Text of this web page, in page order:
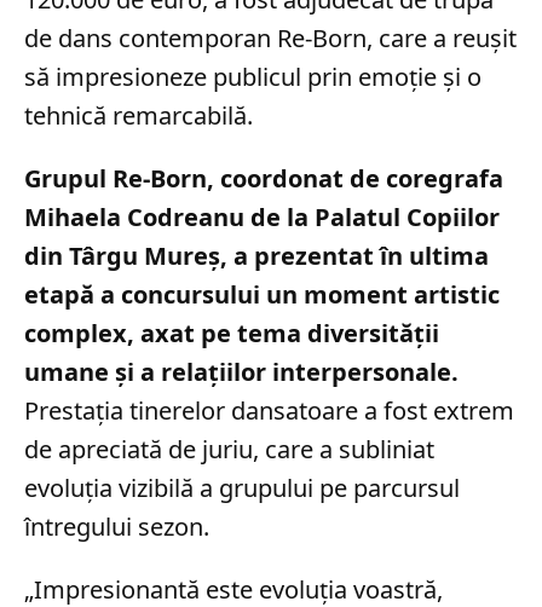
de dans contemporan Re-Born, care a reușit
să impresioneze publicul prin emoție și o
tehnică remarcabilă.
Grupul Re-Born, coordonat de coregrafa
Mihaela Codreanu de la Palatul Copiilor
din Târgu Mureș, a prezentat în ultima
etapă a concursului un moment artistic
complex, axat pe tema diversității
umane și a relațiilor interpersonale.
Prestația tinerelor dansatoare a fost extrem
de apreciată de juriu, care a subliniat
evoluția vizibilă a grupului pe parcursul
întregului sezon.
„Impresionantă este evoluția voastră,